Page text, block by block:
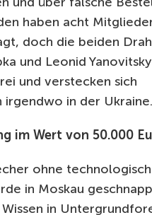
haben acht
doch die beiden
und Leonid
und verstecken sich
irgendwo in der Ukraine.
im Wert von 50.000
ohne
in Moskau
in